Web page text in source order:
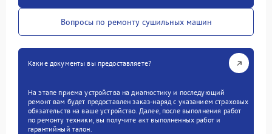
Вопросы по ремонту сушильных машин
Какие документы вы предоставляете?
На этапе приема устройства на диагностику и последующий
ремонт вам будет предоставлен заказ-наряд с указанием страховых
обязательств на ваше устройство. Далее, после выполнения работ
по ремонту техники, вы получите акт выполненных работ и
гарантийный талон.